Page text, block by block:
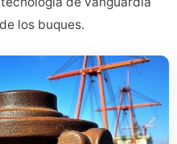
los buques.